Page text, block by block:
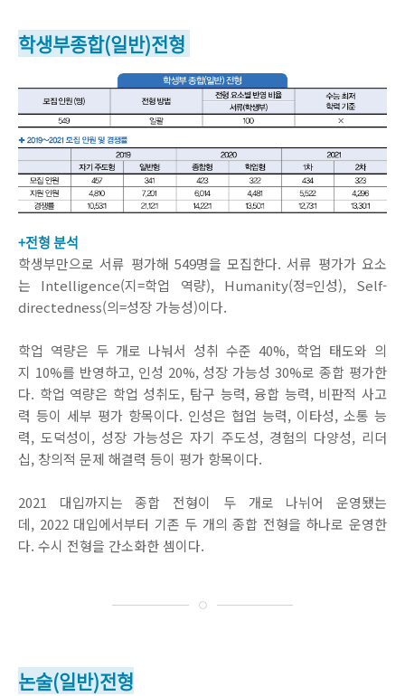
학생부종합(일반)전형
+전형 분석
학생부만으로 서류 평가해 549명을 모집한다. 서류 평가가 요소
는 Intelligence(지=학업 역량), Humanity(정=인성), Self-
directedness(의=성장 가능성)이다.
학업 역량은 두 개로 나눠서 성취 수준 40%, 학업 태도와 의
지 10%를 반영하고, 인성 20%, 성장 가능성 30%로 종합 평가한
다. 학업 역량은 학업 성취도, 탐구 능력, 융합 능력, 비판적 사고
력 등이 세부 평가 항목이다. 인성은 협업 능력, 이타성, 소통 능
력, 도덕성이, 성장 가능성은 자기 주도성, 경험의 다양성, 리더
십, 창의적 문제 해결력 등이 평가 항목이다.
2021 대입까지는 종합 전형이 두 개로 나뉘어 운영됐는
데, 2022 대입에서부터 기존 두 개의 종합 전형을 하나로 운영한
다. 수시 전형을 간소화한 셈이다.
논술(일반)전형